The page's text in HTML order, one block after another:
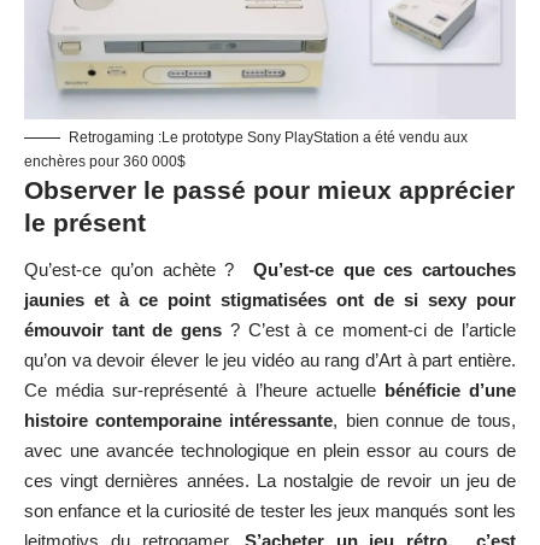
Retrogaming :Le prototype Sony PlayStation a été vendu aux
enchères pour 360 000$
Observer le passé pour mieux apprécier
le présent
Qu’est-ce qu’on achète ? Qu’est-ce que ces cartouches
jaunies et à ce point stigmatisées ont de si sexy pour
émouvoir tant de gens ? C’est à ce moment-ci de l’article
qu’on va devoir élever le jeu vidéo au rang d’Art à part entière.
Ce média sur-représenté à l’heure actuelle bénéficie d’une
histoire contemporaine intéressante, bien connue de tous,
avec une avancée technologique en plein essor au cours de
ces vingt dernières années. La nostalgie de revoir un jeu de
son enfance et la curiosité de tester les jeux manqués sont les